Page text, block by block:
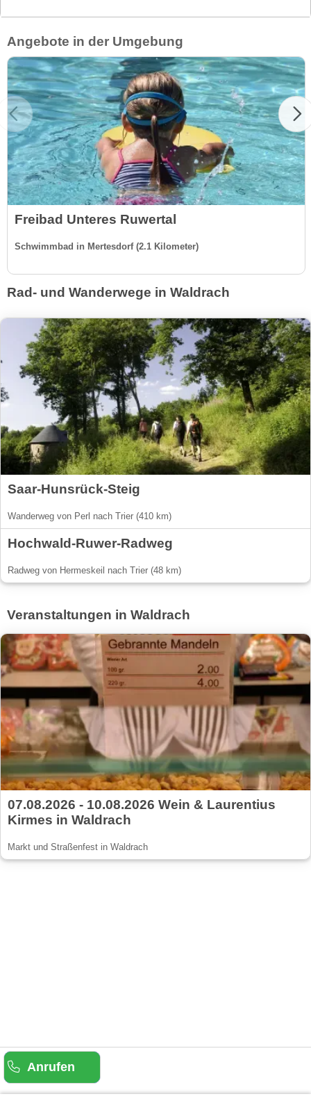
Angebote in der Umgebung
Freibad Unteres Ruwertal
Schwimmbad in Mertesdorf (2.1 Kilometer)
Rad- und Wanderwege in Waldrach
Saar-Hunsrück-Steig
Wanderweg von Perl nach Trier (410 km)
Hochwald-Ruwer-Radweg
Radweg von Hermeskeil nach Trier (48 km)
Veranstaltungen in Waldrach
07.08.2026 - 10.08.2026 Wein & Laurentius
Kirmes in Waldrach
Markt und Straßenfest in Waldrach
Anrufen